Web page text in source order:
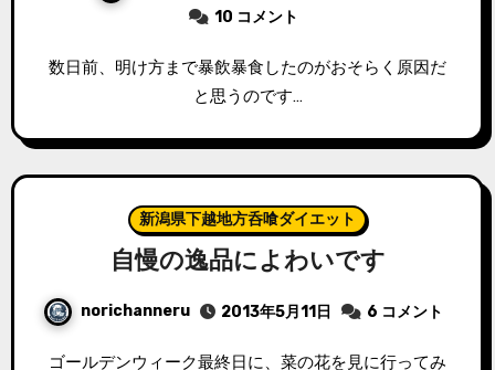
10 コメント
数日前、明け方まで暴飲暴食したのがおそらく原因だ
と思うのです…
新潟県下越地方呑喰ダイエット
自慢の逸品によわいです
norichanneru 2013年5月11日 6 コメント
ゴールデンウィーク最終日に、菜の花を見に行ってみ